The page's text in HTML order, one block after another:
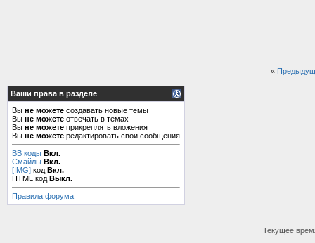
«
Ваши права в разделе
Вы не можете создавать новые темы
Вы не можете отвечать в темах
Вы не можете прикреплять вложения
Вы не можете редактировать свои сообщения
BB коды Вкл.
Смайлы Вкл.
[IMG] код Вкл.
HTML код Выкл.
Правила форума
Текущее